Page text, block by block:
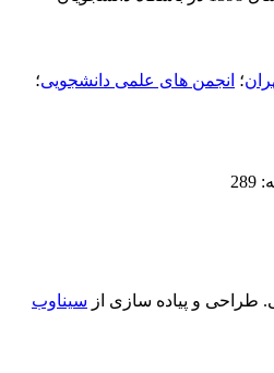
؛ انجمن های علمی دانشجویی؛
طراحی و پیاده سازی از سیناوب